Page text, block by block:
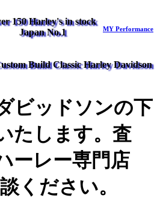
150 Harley's in stock
Japan No.1
MY Performance
Build Classic Harley Davidson
ビッドソンの下
たします。査
ーレー専門店
ください。